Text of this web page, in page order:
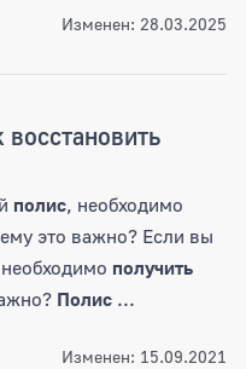
Изменен: 28.03.2025
полис, необходимо
это важно? Если вы
получить
Полис ...
Изменен: 15.09.2021